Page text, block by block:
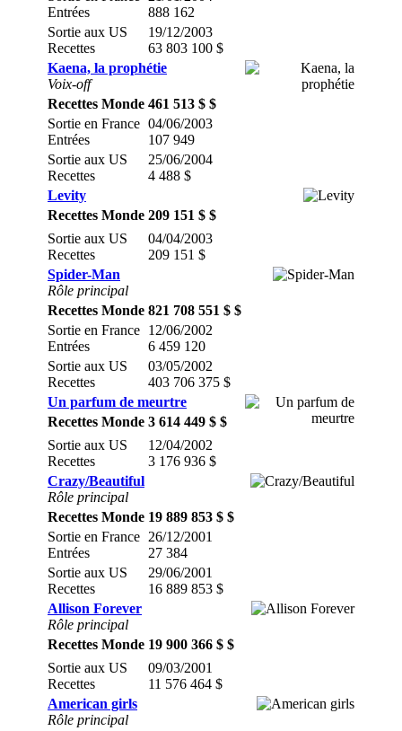
Entrées
888 162
Sortie aux US
Recettes
19/12/2003
63 803 100 $
Kaena, la prophétie
Voix-off
Recettes Monde 461 513 $ $
Sortie en France
Entrées
04/06/2003
107 949
Sortie aux US
Recettes
25/06/2004
4 488 $
Levity
Recettes Monde 209 151 $ $
Sortie aux US
Recettes
04/04/2003
209 151 $
Spider-Man
Rôle principal
Recettes Monde 821 708 551 $ $
Sortie en France
Entrées
12/06/2002
6 459 120
Sortie aux US
Recettes
03/05/2002
403 706 375 $
Un parfum de meurtre
Recettes Monde 3 614 449 $ $
Sortie aux US
Recettes
12/04/2002
3 176 936 $
Crazy/Beautiful
Rôle principal
Recettes Monde 19 889 853 $ $
Sortie en France
Entrées
26/12/2001
27 384
Sortie aux US
Recettes
29/06/2001
16 889 853 $
Allison Forever
Rôle principal
Recettes Monde 19 900 366 $ $
Sortie aux US
Recettes
09/03/2001
11 576 464 $
American girls
Rôle principal